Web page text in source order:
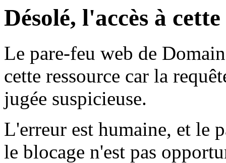
Désolé, l'accès à
Le pare-feu web de
cette ressource car la
jugée suspicieuse.
L'erreur est humaine, et le
le blocage n'est pas